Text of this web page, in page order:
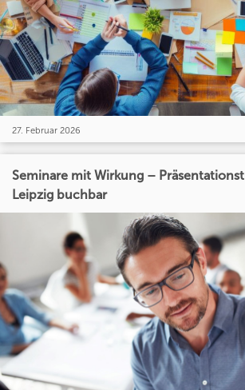
27. Februar 2026
Seminare mit Wirkung –
Leipzig buchbar